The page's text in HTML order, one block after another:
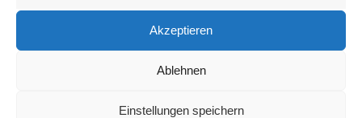
Akzeptieren
Ablehnen
Einstellungen speichern